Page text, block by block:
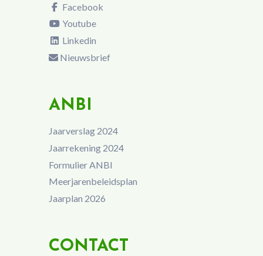
Facebook
Youtube
Linkedin
Nieuwsbrief
ANBI
Jaarverslag 2024
Jaarrekening 2024
Formulier ANBI
Meerjarenbeleidsplan
Jaarplan 2026
CONTACT